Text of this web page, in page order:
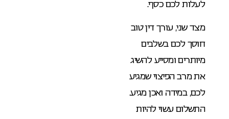
לעלות לכם כסף.
מצד שני, עורך דין טוב
חוסך לכם בשלבים
מיותרים ומסייע להשיג
את מרב הפיצוי שמגיע
לכם, במידה ואכן מגיע.
התשלום עשוי להיות